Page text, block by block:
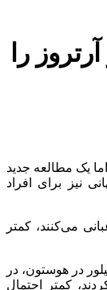
را
یک مطالعه جدید
نیز برای افراد
می‌کنند، کمتر
در هوستون، در
کمتر احتمال